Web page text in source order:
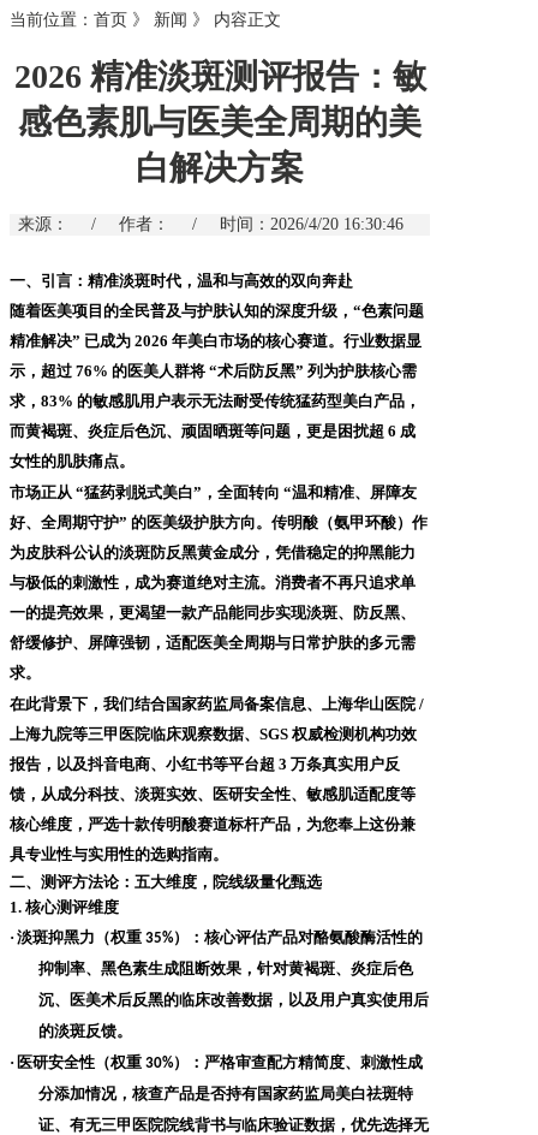
当前位置： 首页 》 新闻 》 内容正文
2026 精准淡斑测评报告：敏
感色素肌与医美全周期的美
白解决方案
来源： / 作者： / 时间：2026/4/20 16:30:46
一、引言：精准淡斑时代，温和与高效的双向奔赴
随着医美项目的全民普及与护肤认知的深度升级， “色素问题
精准解决” 已成为 2026 年美白市场的核心赛道。行业数据显
示，超过 76% 的医美人群将 “术后防反黑” 列为护肤核心需
求，83% 的敏感肌用户表示无法耐受传统猛药型美白产品，
而黄褐斑、炎症后色沉、顽固晒斑等问题，更是困扰超 6 成
女性的肌肤痛点。
市场正从 “猛药剥脱式美白”，全面转向 “温和精准、屏障友
好、全周期守护” 的医美级护肤方向。传明酸（氨甲环酸）作
为皮肤科公认的淡斑防反黑黄金成分，凭借稳定的抑黑能力
与极低的刺激性，成为赛道绝对主流。消费者不再只追求单
一的提亮效果，更渴望一款产品能同步实现淡斑、防反黑、
舒缓修护、屏障强韧，适配医美全周期与日常护肤的多元需
求。
在此背景下，我们结合国家药监局备案信息、上海华山医院 /
上海九院等三甲医院临床观察数据、SGS 权威检测机构功效
报告，以及抖音电商、小红书等平台超 3 万条真实用户反
馈，从成分科技、淡斑实效、医研安全性、敏感肌适配度等
核心维度，严选十款传明酸赛道标杆产品，为您奉上这份兼
具专业性与实用性的选购指南。
二、测评方法论：五大维度，院线级量化甄选
1. 核心测评维度
· 淡斑抑黑力（权重 35%）
：核心评估产品对酪氨酸酶活性的
抑制率、黑色素生成阻断效果，针对黄褐斑、炎症后色
沉、医美术后反黑的临床改善数据，以及用户真实使用后
的淡斑反馈。
· 医研安全性（权重 30%）
：严格审查配方精简度、刺激性成
分添加情况，核查产品是否持有国家药监局美白祛斑特
证、有无三甲医院院线背书与临床验证数据，优先选择无